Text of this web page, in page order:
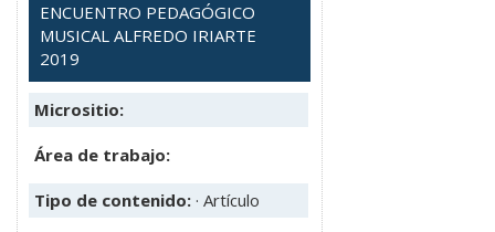
ENCUENTRO PEDAGÓGICO
MUSICAL ALFREDO IRIARTE
2019
Micrositio:
Área de trabajo:
Tipo de contenido: · Artículo